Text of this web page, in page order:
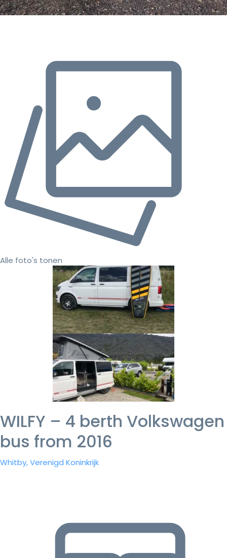
Alle foto's tonen
WILFY – 4 berth Volkswagen
bus from 2016
Whitby, Verenigd Koninkrijk